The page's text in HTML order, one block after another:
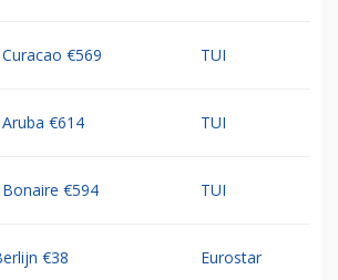
€569 TUI
€614 TUI
€594 TUI
€38 Eurostar